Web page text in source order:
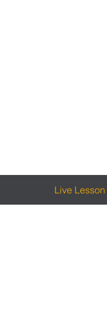
Live Lesson